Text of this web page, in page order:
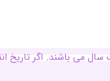
سال می باشند. اگر